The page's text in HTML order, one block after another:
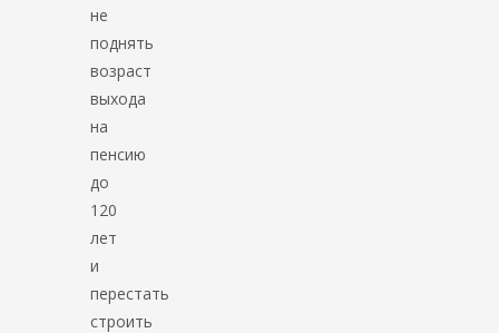
не
поднять
возраст
выхода
на
пенсию
до
120
лет
и
перестать
строить